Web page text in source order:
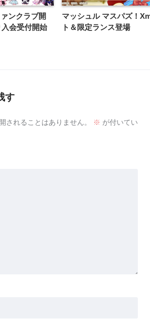
ンクラブ開
会受付開始
マッシュル マスパズ！
ト＆限定ランス登場
す
されることはありません。 ※ が付いてい